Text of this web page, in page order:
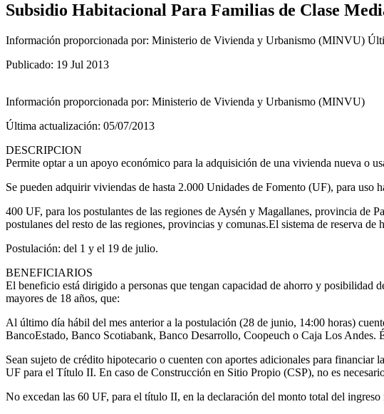
Subsidio Habitacional Para Familias de Clase
Información proporcionada por: Ministerio de Vivienda y Urbanismo (MINVU)
Publicado: 19 Jul 2013
Información proporcionada por: Ministerio de Vivienda y Urbanismo (MINVU)
Última actualización: 05/07/2013
DESCRIPCION
Permite optar a un apoyo económico para la adquisición de una vivienda nueva o
Se pueden adquirir viviendas de hasta 2.000 Unidades de Fomento (UF), para
400 UF, para los postulantes de las regiones de Aysén y Magallanes, provincia de
postulanes del resto de las regiones, provincias y comunas.El sistema de reserva
Postulación: del 1 y el 19 de julio.
BENEFICIARIOS
El beneficio está dirigido a personas que tengan capacidad de ahorro y
mayores de 18 años, que:
Al último día hábil del mes anterior a la postulación (28 de junio, 14:00 horas)
BancoEstado, Banco Scotiabank, Banco Desarrollo, Coopeuch o Caja Los Andes.
Sean sujeto de crédito hipotecario o cuenten con aportes adicionales para
UF para el Título II. En caso de Construcción en Sitio Propio (CSP), no es
No excedan las 60 UF, para el título II, en la declaración del monto total del